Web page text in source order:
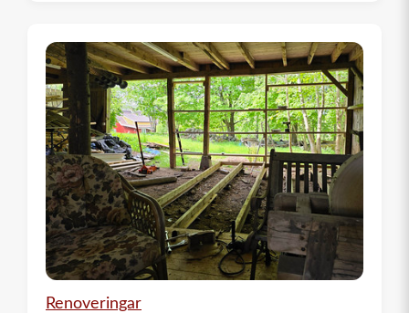
Renoveringar